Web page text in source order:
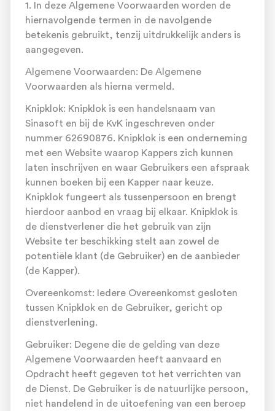
1. In deze Algemene Voorwaarden worden de
hiernavolgende termen in de navolgende
betekenis gebruikt, tenzij uitdrukkelijk anders is
aangegeven.
Algemene Voorwaarden: De Algemene
Voorwaarden als hierna vermeld.
Knipklok: Knipklok is een handelsnaam van
Sinasoft en bij de KvK ingeschreven onder
nummer 62690876. Knipklok is een onderneming
met een Website waarop Kappers zich kunnen
laten inschrijven en waar Gebruikers een afspraak
kunnen boeken bij een Kapper naar keuze.
Knipklok fungeert als tussenpersoon en brengt
hierdoor aanbod en vraag bij elkaar. Knipklok is
de dienstverlener die het gebruik van zijn
Website ter beschikking stelt aan zowel de
potentiële klant (de Gebruiker) en de aanbieder
(de Kapper).
Overeenkomst: Iedere Overeenkomst gesloten
tussen Knipklok en de Gebruiker, gericht op
dienstverlening.
Gebruiker: Degene die de gelding van deze
Algemene Voorwaarden heeft aanvaard en
Opdracht heeft gegeven tot het verrichten van
de Dienst. De Gebruiker is de natuurlijke persoon,
niet handelend in de uitoefening van een beroep